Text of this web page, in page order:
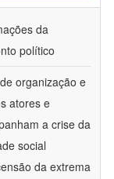
da
político
organização e
atores e
a crise da
social
da extrema